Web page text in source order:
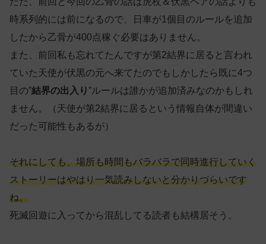
時系列的には前になるので、日車が1個目のルールを追加
したから乙骨が400点稼ぐ必要はありません。
また、前回私も忘れてたんですが第2結界に居ると言われ
ていた天使が伏黒の元へ来てたのでもしかしたら既に4つ
目の”結界の出入り ”ルールは誰かが追加済みなのかもしれ
ません。（天使が第2結界に居るという情報自体が間違い
だった可能性もあるが）
それにしても、場所も時間もバラバラで同時進行していく
ストーリーはやはり一気読みしないと分かりづらいです
ね。
死滅回遊に入ってから混乱してる読者も結構居そう。